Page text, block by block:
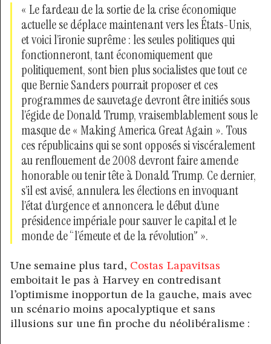
« Le fardeau de la sortie de la crise économique
actuelle se déplace maintenant vers les États-Unis,
et voici l’ironie suprême : les seules politiques qui
fonctionneront, tant économiquement que
politiquement, sont bien plus socialistes que tout ce
que Bernie Sanders pourrait proposer et ces
programmes de sauvetage devront être initiés sous
l’égide de Donald Trump, vraisemblablement sous le
masque de « Making America Great Again ». Tous
ces républicains qui se sont opposés si viscéralement
au renflouement de 2008 devront faire amende
honorable ou tenir tête à Donald Trump. Ce dernier,
s’il est avisé, annulera les élections en invoquant
l’état d’urgence et annoncera le début d’une
présidence impériale pour sauver le capital et le
monde de “l’émeute et de la révolution” ».
Une semaine plus tard, Costas Lapavitsas
emboitait le pas à Harvey en contredisant
l’optimisme inopportun de la gauche, mais avec
un scénario moins apocalyptique et sans
illusions sur une fin proche du néolibéralisme :